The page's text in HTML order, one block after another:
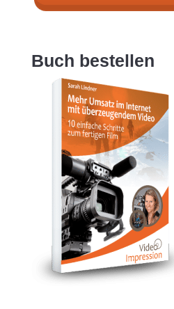
Buch bestellen